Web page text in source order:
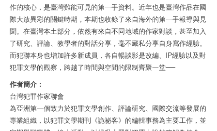
作的核心，是臺灣難能可見的第一手資料。近年也是臺灣作品在國
際大放異彩的關鍵時期，本期也收錄了來自海外的第一手報導與見
聞。在臺灣本土部分，依然有來自不同地域的作家對談，甚至加入
了研究、評論、教學者的對話分享，毫不藏私分享自身寫作經驗。
而犯聯本身也增加許多新成員，各自暢談影是改編、IP經驗以及對
犯罪文學的觀察，跨越了時間與空間的限制齊聚一堂──
作者簡介：
台灣犯罪作家聯會
為亞洲第一個致力於犯罪文學創作、評論研究、國際交流等發展的
專業組織，以犯罪文學期刊《詭祕客》的編輯事務為主要工作，並